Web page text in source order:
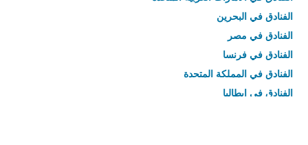
الفنادق في البحرين
الفنادق في مصر
الفنادق في فرنسا
الفنادق في المملكة المتحدة
الفنادق في إيطاليا